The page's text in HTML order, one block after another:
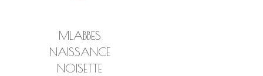
MLABBES
NAISSANCE
NOISETTE